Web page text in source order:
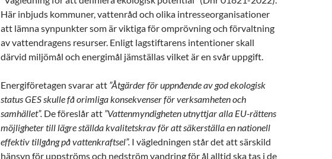
Här inbjuds kommuner, vattenråd och olika intresseorganisationer
att lämna synpunkter som är viktiga för omprövning och förvaltning
av vattendragens resurser. Enligt lagstiftarens intentioner skall
därvid miljömål och energimål jämställas vilket är en svår uppgift.
Energiföretagen svarar att ”Åtgärder för uppnående av god ekologisk
status GES skulle få orimliga konsekvenser för verksamheten och
samhället”. De föreslår att ”Vattenmyndigheten utnyttjar alla EU-rättens
möjligheter till lägre ställda kvalitetskrav för att säkerställa en nationell
effektiv tillgång på vattenkraftsel”. I vägledningen står det att särskild
hänsyn för uppströms och nedström vandring för ål alltid ska tas i de